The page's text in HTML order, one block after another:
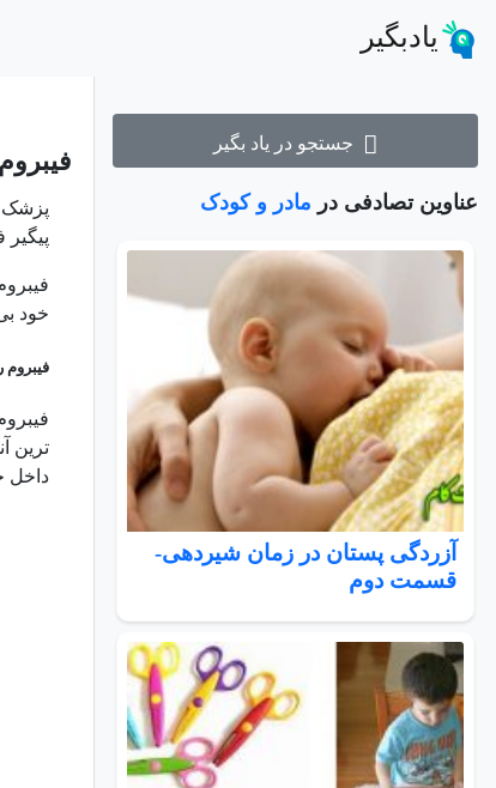
یادبگیر
جستجو در یاد بگیر
عناوین تصادفی در مادر و کودک
آزردگی پستان در زمان شیردهی-
قسمت دوم
پزشک
پیگیر
خود
ترین
داخل